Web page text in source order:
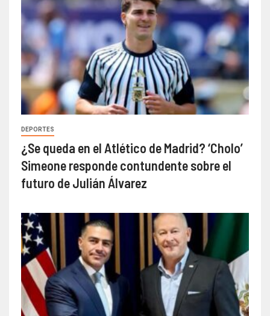
DEPORTES
¿Se queda en el Atlético de Madrid? ‘Cholo’
Simeone responde contundente sobre el
futuro de Julián Álvarez